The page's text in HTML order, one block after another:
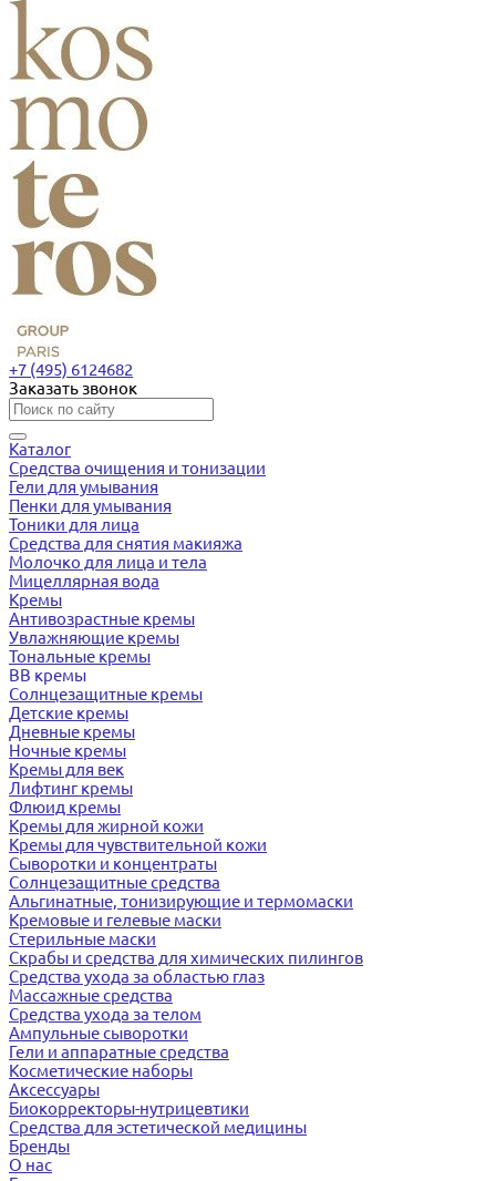
+7 (495) 6124682
Заказать звонок
Каталог
Средства очищения и тонизации
Гели для умывания
Пенки для умывания
Тоники для лица
Средства для снятия макияжа
Молочко для лица и тела
Мицеллярная вода
Кремы
Антивозрастные кремы
Увлажняющие кремы
Тональные кремы
BB кремы
Солнцезащитные кремы
Детские кремы
Дневные кремы
Ночные кремы
Кремы для век
Лифтинг кремы
Флюид кремы
Кремы для жирной кожи
Кремы для чувствительной кожи
Сыворотки и концентраты
Солнцезащитные средства
Альгинатные, тонизирующие и термомаски
Кремовые и гелевые маски
Стерильные маски
Скрабы и средства для химических пилингов
Средства ухода за областью глаз
Массажные средства
Средства ухода за телом
Ампульные сыворотки
Гели и аппаратные средства
Косметические наборы
Аксессуары
Биокорректоры-нутрицевтики
Средства для эстетической медицины
Бренды
О нас